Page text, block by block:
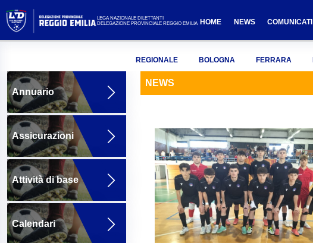
LEGA NAZIONALE DILETTANTI
DELEGAZIONE PROVINCIALE REGGIO EMILIA
HOME NEWS COMUNICATI
REGIONALE BOLOGNA FERRARA
Annuario
Assicurazioni
Attività di base
Calendari
NEWS